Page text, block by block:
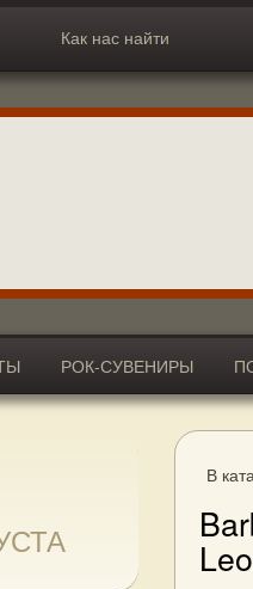
Как нас найти
РОК-СУВЕНИРЫ
В